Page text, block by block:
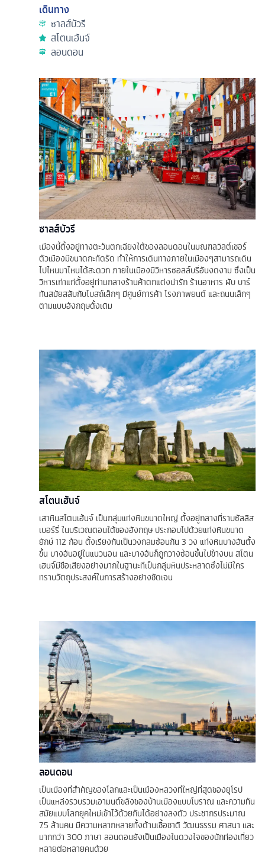
เดินทาง
ซาลส์บัวรี
สโตนเฮ้นจ์
ลอนดอน
ซาลส์บัวรี
เมืองนี้ตั้งอยู่ทางตะวันตกเฉียงใต้ของลอนดอนในมณฑลวิลต์เชอร์
ตัวเมืองมีขนาดกะทัดรัด ทำให้การเดินทางภายในเมืองๆสามารถเดิน
ไปไหนมาไหนได้สะดวก ภายในเมืองมีวิหารซอลล์บรี่อันงดงาม ซึ่งเป็น
วิหารเก่าแก่ตั้งอยู่ท่ามกลางร้านค้าตกแต่งน่ารัก ร้านอาหาร ผับ บาร์
ทันสมัยสลับกับโบสถ์เล็กๆ มีศูนย์การค้า โรงภาพยนต์ และถนนเล็กๆ
ตามแบบอังกฤษดั้งเดิม
สโตนเฮ้นจ์
เสาหินสโตนเฮ้นจ์ เป็นกลุ่มแท่งหินขนาดใหญ่ ตั้งอยู่กลางที่ราบซัลลิส
เบอร์รี่ ในบริเวณตอนใต้ของอังกฤษ ประกอบไปด้วยแท่งหินขนาด
ยักษ์ 112 ก้อน ตั้งเรียงกันเป็นวงกลมซ้อนกัน 3 วง แท่งหินบางอันตั้ง
ขึ้น บางอันอยู่ในแนวนอน และบางอันก็ถูกวางซ้อนขึ้นไปข้างบน สโตน
เฮนจ์มีชื่อเสียงอย่างมากในฐานะที่เป็นกลุ่มหินประหลาดซึ่งไม่มีใคร
ทราบวัตถุประสงค์ในการสร้างอย่างชัดเจน
ลอนดอน
เป็นเมืองที่สำคัญของโลกและเป็นเมืองหลวงที่ใหญ่ที่สุดของยุโรป
เป็นแหล่งรวบรวมเอามนต์ขลังของบ้านเมืองแบบโบราณ และความทัน
สมัยแบบโลกยุคใหม่เข้าไว้ด้วยกันได้อย่างลงตัว ประชากรประมาณ
7.5 ล้านคน มีความหลากหลายทั้งด้านเชื้อชาติ วัฒนธรรม ศาสนา และ
มากกว่า 300 ภาษา ลอนดอนยังเป็นเมืองในดวงใจของนักท่องเที่ยว
หลายต่อหลายคนด้วย